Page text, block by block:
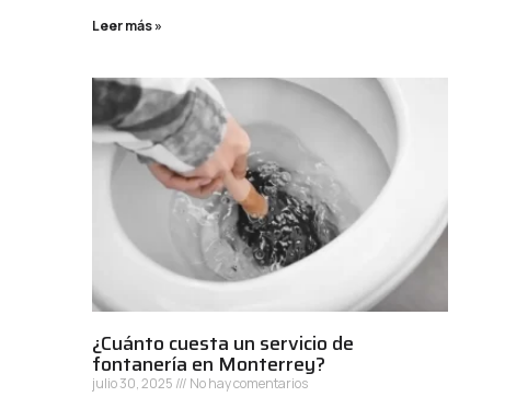
Leer más »
¿Cuánto cuesta un servicio de
fontanería en Monterrey?
julio 30, 2025 No hay comentarios